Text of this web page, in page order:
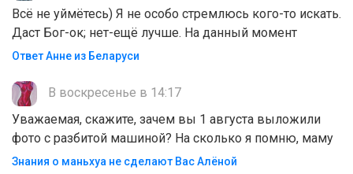
Всё не уймётесь) Я не особо стремлюсь кого-то искать.
Даст Бог-ок; нет-ещё лучше. На данный момент
Ответ Анне из Беларуси
В воскресенье в 14:17
Уважаемая, скажите, зачем вы 1 августа выложили
фото с разбитой машиной? На сколько я помню, маму
Знания о маньхуа не сделают Вас Алëной